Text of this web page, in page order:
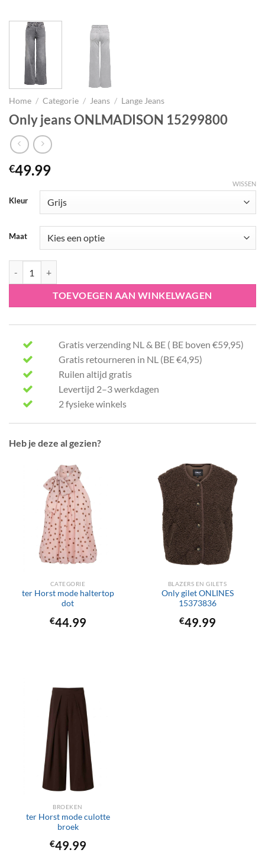
Home / Categorie / Jeans / Lange Jeans
Only jeans ONLMADISON 15299800
€49.99
Kleur
Maat
WISSEN
TOEVOEGEN AAN WINKELWAGEN
Gratis verzending NL & BE ( BE boven €59,95)
Gratis retourneren in NL (BE €4,95)
Ruilen altijd gratis
Levertijd 2–3 werkdagen
2 fysieke winkels
Heb je deze al gezien?
CATEGORIE
ter Horst mode haltertop
dot
€44.99
BLAZERS EN GILETS
Only gilet ONLINES
15373836
€49.99
BROEKEN
ter Horst mode culotte
broek
€49.99